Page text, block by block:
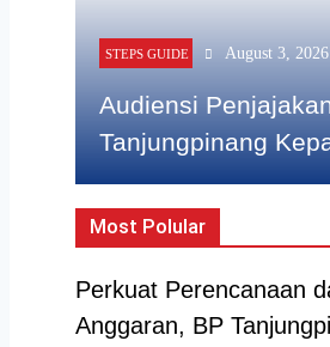
STEPS GUIDE August 3, 2026
Audiensi
Tanjungpinang
Most Polular
Perkuat Perencanaan
Anggaran, BP